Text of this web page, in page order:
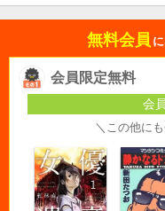
無料会員
会員限定無料
会
＼この他に